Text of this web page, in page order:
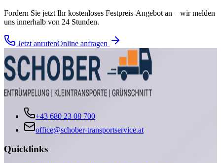
Fordern Sie jetzt Ihr kostenloses Festpreis-Angebot an – wir melden
uns innerhalb von 24 Stunden.
Jetzt anrufenOnline anfragen
+43 680 23 08 700
office@schober-transportservice.at
Quicklinks